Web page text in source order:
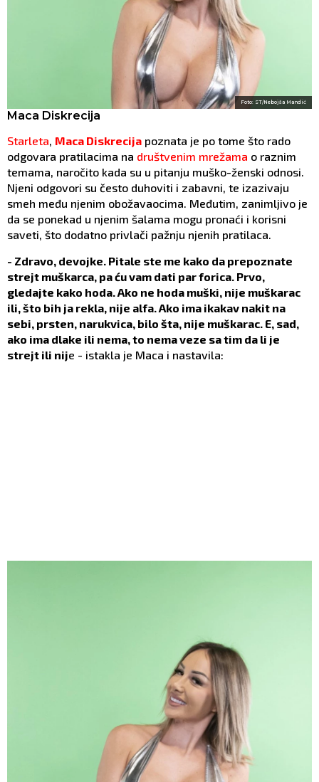
Foto: ST/Nebojša Mandić
Maca Diskrecija
Starleta, Maca Diskrecija poznata je po tome što rado
odgovara pratilacima na društvenim mrežama o raznim
temama, naročito kada su u pitanju muško-ženski odnosi.
Njeni odgovori su često duhoviti i zabavni, te izazivaju
smeh među njenim obožavaocima. Međutim, zanimljivo je
da se ponekad u njenim šalama mogu pronaći i korisni
saveti, što dodatno privlači pažnju njenih pratilaca.
- Zdravo, devojke. Pitale ste me kako da prepoznate
strejt muškarca, pa ću vam dati par forica. Prvo,
gledajte kako hoda. Ako ne hoda muški, nije muškarac
ili, što bih ja rekla, nije alfa. Ako ima ikakav nakit na
sebi, prsten, narukvica, bilo šta, nije muškarac. E, sad,
ako ima dlake ili nema, to nema veze sa tim da li je
strejt ili nije - istakla je Maca i nastavila: